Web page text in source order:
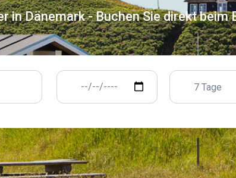
in Dänemark - Buchen Sie direkt beim
7 Tage